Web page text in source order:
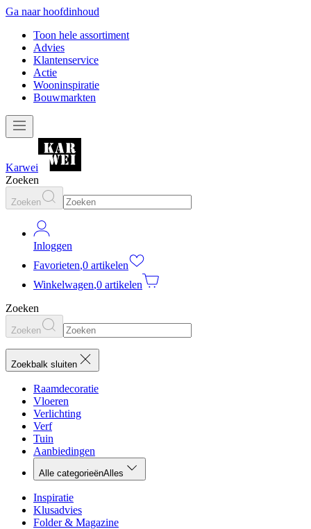
Ga naar hoofdinhoud
Toon hele assortiment
Advies
Klantenservice
Actie
Wooninspiratie
Bouwmarkten
Karwei
Zoeken
Zoeken
Inloggen
Favorieten,0 artikelen
Winkelwagen,0 artikelen
Zoeken
Zoeken
Zoekbalk sluiten
Raamdecoratie
Vloeren
Verlichting
Verf
Tuin
Aanbiedingen
Alle categorieënAlles
Inspiratie
Klusadvies
Folder & Magazine